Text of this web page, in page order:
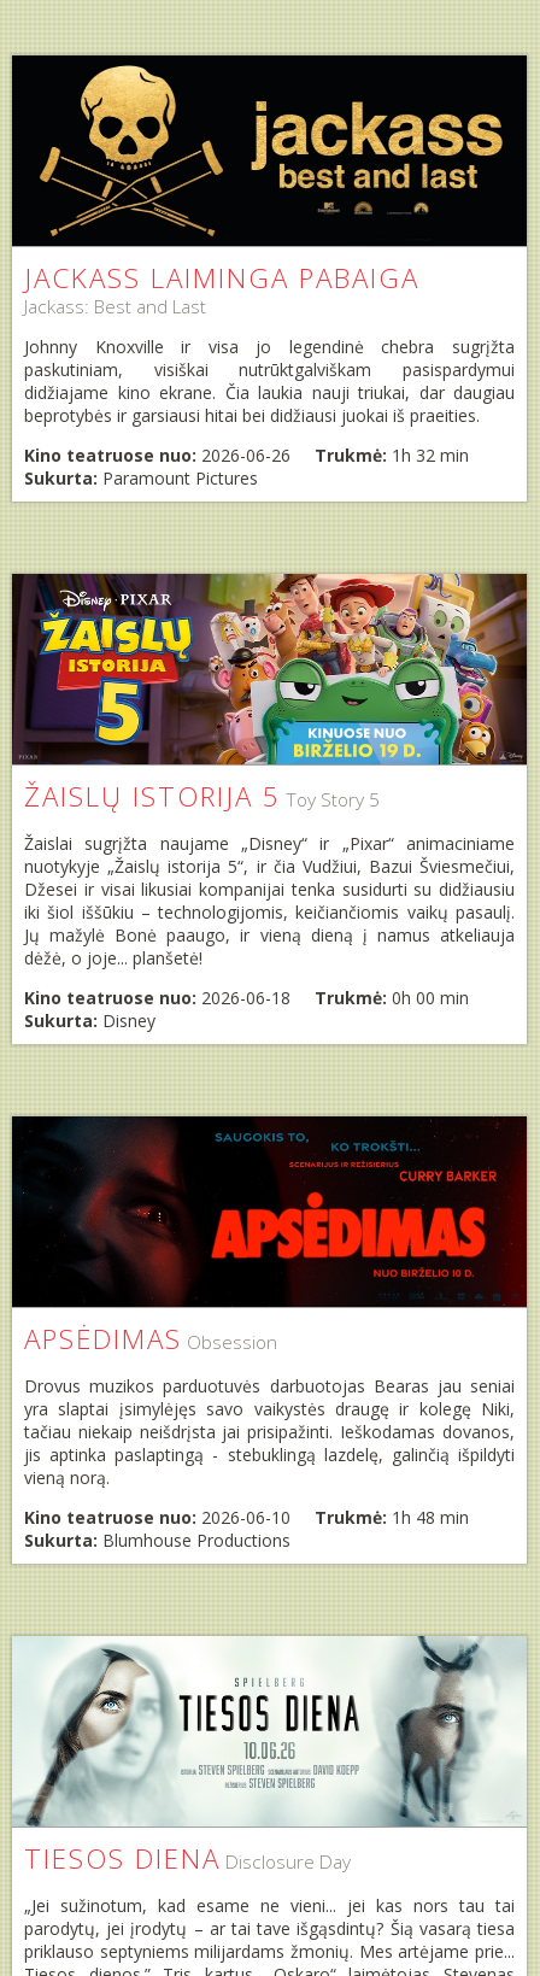
JACKASS LAIMINGA PABAIGA
Jackass: Best and Last
Johnny Knoxville ir visa jo legendinė chebra sugrįžta
paskutiniam, visiškai nutrūktgalviškam pasispardymui
didžiajame kino ekrane. Čia laukia nauji triukai, dar daugiau
beprotybės ir garsiausi hitai bei didžiausi juokai iš praeities.
Kino teatruose nuo: 2026-06-26 Trukmė: 1h 32 min
Sukurta: Paramount Pictures
ŽAISLŲ ISTORIJA 5 Toy Story 5
Žaislai sugrįžta naujame „Disney“ ir „Pixar“ animaciniame
nuotykyje „Žaislų istorija 5“, ir čia Vudžiui, Bazui Šviesmečiui,
Džesei ir visai likusiai kompanijai tenka susidurti su didžiausiu
iki šiol iššūkiu – technologijomis, keičiančiomis vaikų pasaulį.
Jų mažylė Bonė paaugo, ir vieną dieną į namus atkeliauja
dėžė, o joje... planšetė!
Kino teatruose nuo: 2026-06-18 Trukmė: 0h 00 min
Sukurta: Disney
APSĖDIMAS Obsession
Drovus muzikos parduotuvės darbuotojas Bearas jau seniai
yra slaptai įsimylėjęs savo vaikystės draugę ir kolegę Niki,
tačiau niekaip neišdrįsta jai prisipažinti. Ieškodamas dovanos,
jis aptinka paslaptingą - stebuklingą lazdelę, galinčią išpildyti
vieną norą.
Kino teatruose nuo: 2026-06-10 Trukmė: 1h 48 min
Sukurta: Blumhouse Productions
TIESOS DIENA Disclosure Day
„Jei sužinotum, kad esame ne vieni... jei kas nors tau tai
parodytų, jei įrodytų – ar tai tave išgąsdintų? Šią vasarą tiesa
priklauso septyniems milijardams žmonių. Mes artėjame prie...